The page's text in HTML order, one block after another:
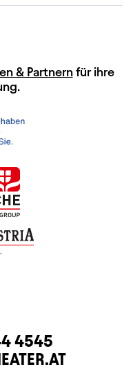
& Partnernfür ihre
4545